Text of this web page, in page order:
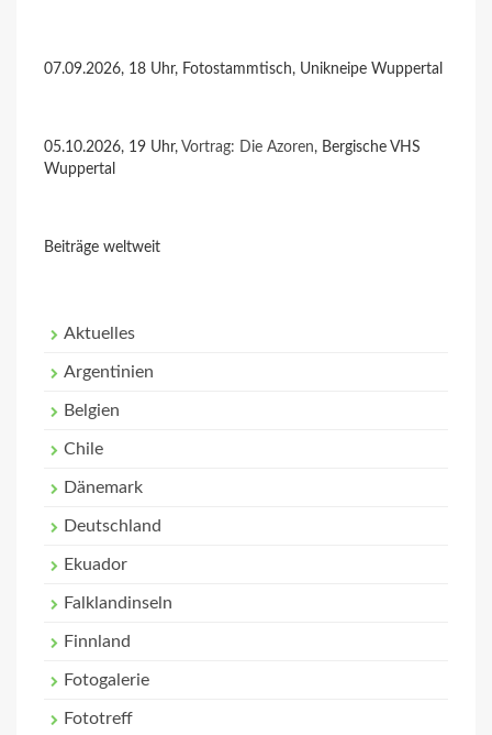
07.09.2026, 18 Uhr, Fotostammtisch, Unikneipe Wuppertal
05.10.2026, 19 Uhr, Vortrag: Die Azoren, Bergische VHS
Wuppertal
Beiträge weltweit
Aktuelles
Argentinien
Belgien
Chile
Dänemark
Deutschland
Ekuador
Falklandinseln
Finnland
Fotogalerie
Fototreff